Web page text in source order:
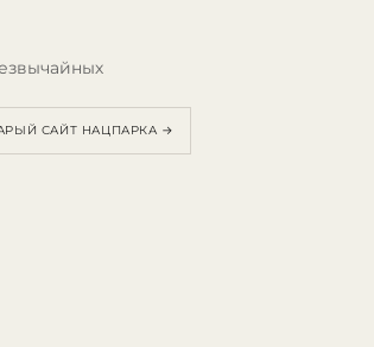
САЙТ НАЦПАРКА →